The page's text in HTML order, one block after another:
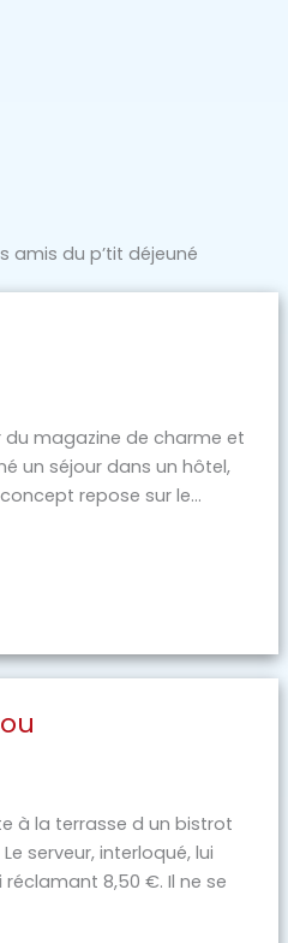
amis du p’tit déjeuné
du magazine de charme et
un séjour dans un hôtel,
repose sur le...
à la terrasse d un bistrot
serveur, interloqué, lui
8,50 €. Il ne se